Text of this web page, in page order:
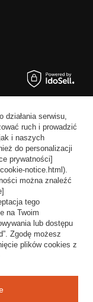
działania serwisu,
ruch i prowadzić
i naszych
do personalizacji
prywatności]
notice.html).
można znaleźć
tego
na Twoim
lub dostępu
Zgodę możesz
plików cookies z